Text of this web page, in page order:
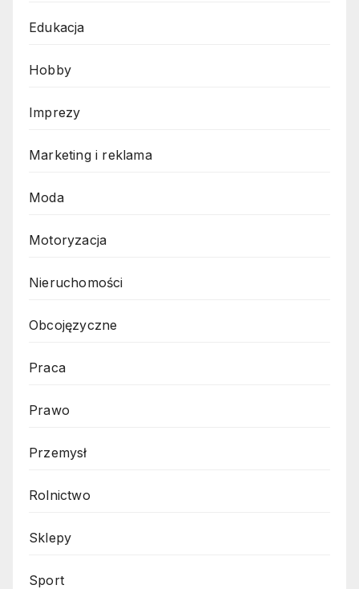
Edukacja
Hobby
Imprezy
Marketing i reklama
Moda
Motoryzacja
Nieruchomości
Obcojęzyczne
Praca
Prawo
Przemysł
Rolnictwo
Sklepy
Sport